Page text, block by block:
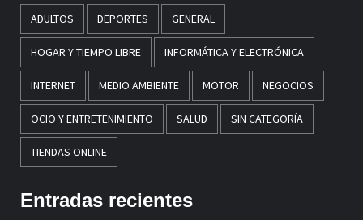
ADULTOS DEPORTES GENERAL
HOGAR Y TIEMPO LIBRE INFORMÁTICA Y ELECTRÓNICA
INTERNET MEDIO AMBIENTE MOTOR NEGOCIOS
OCIO Y ENTRETENIMIENTO SALUD SIN CATEGORÍA
TIENDAS ONLINE
Entradas recientes